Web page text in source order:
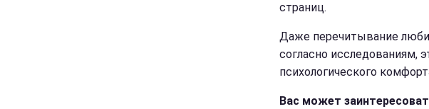
страниц.
Даже перечитывание
согласно исследованиям,
психологического
Вас может